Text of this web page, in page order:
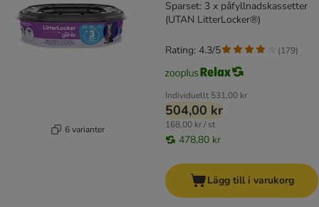
6 varianter
Sparset: 3 x påfyllnadskassetter
(UTAN LitterLocker®)
Individuellt 531,00 kr
504,00 kr
168,00 kr / st
478,80 kr
Rating: 4.3/5 (179)
Lägg till i varukorg